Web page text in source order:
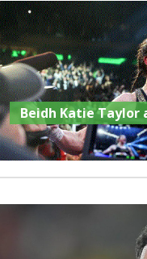
Beidh Katie Taylor